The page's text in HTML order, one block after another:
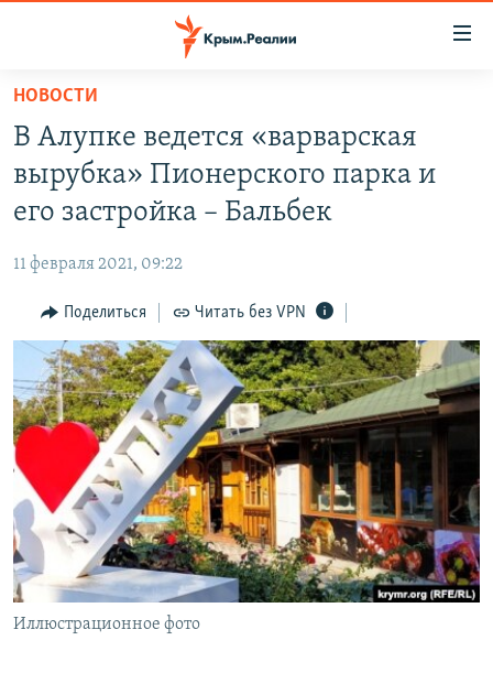
Вернуться
основному
содержанию
Вернутся
главной
навигации
Вернутся
поиску
СПЕЦПРОЕКТЫ
11 ЛЕТ ОККУПАЦИИ КРЫМА. 11 ИСТОРИЙ СОПРОТИВЛЕНИЯ
ВОДА
ЕЩЕ
ИНТЕРАКТИВ
ИНФОГРАФИКА
ТЕЛЕПРОЕКТ КРЫМ.РЕАЛИИ
СОВЕТЫ ПРАВОЗАЩИТНИКОВ
ПРОПАВШИЕ БЕЗ ВЕСТИ
ПОБЕДИТЕЛЕЙ НЕ СУДЯТ?
КРЫМ.НЕПОКОРЕННЫЙ
ELIFBE
УКРАИНСКАЯ ПРОБЛЕМА КРЫМА
РАДІО СВОБОДА
КАК ОБОЙТИ БЛОКИРОВКУ
Українською
Qırımtatar
ПРИСОЕДИНЯЙТЕСЬ!
НОВОСТИ
В Алупке ведется «варварская
вырубка» Пионерского парка и
его застройка – Бальбек
11 февраля 2021, 09:22
Поделиться Читать без VPN
Иллюстрационное фото